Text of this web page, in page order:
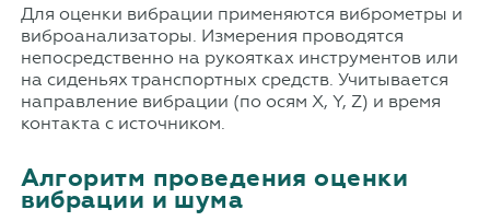
Для оценки вибрации применяются виброметры и
виброанализаторы. Измерения проводятся
непосредственно на рукоятках инструментов или
на сиденьях транспортных средств. Учитывается
направление вибрации (по осям X, Y, Z) и время
контакта с источником.
Алгоритм проведения оценки
вибрации и шума